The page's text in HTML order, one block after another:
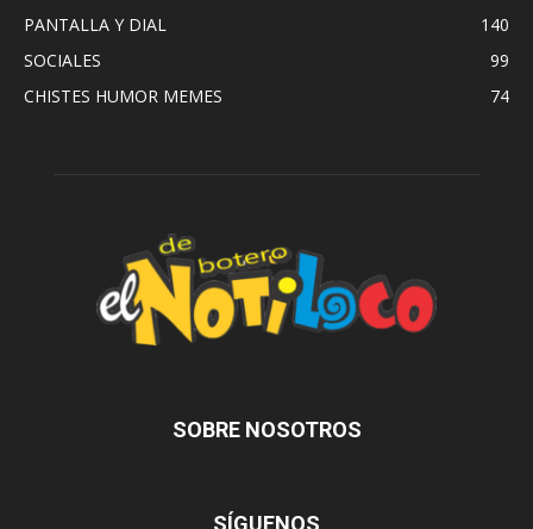
PANTALLA Y DIAL
140
SOCIALES
99
CHISTES HUMOR MEMES
74
SOBRE NOSOTROS
SÍGUENOS